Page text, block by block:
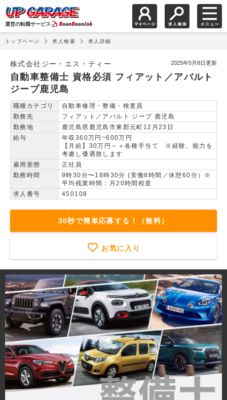
運営の転職サービス
トップページ 求人検索 求人詳細
株式会社ジー・エス・ティー 2025年5月8日更新
自動車整備士 資格必須 フィアット／アバルト
ジープ鹿児島
職種カテゴリ
自動車修理・整備・検査員
勤務先
フィアット／アバルト ジープ 鹿児島
勤務地
鹿児島県鹿児島市東郡元町12月23日
給与
年収360万円~600万円
【月給】30万円～＋各種手当て ※経験、能力を
考慮し優遇致します
雇用形態
正社員
勤務時間
9時30分〜18時30分 (実働8時間／休憩60分）※
平均残業時間：月20時間程度
求人番号
450108
30秒で簡単応募する！（無料）
お気に入り